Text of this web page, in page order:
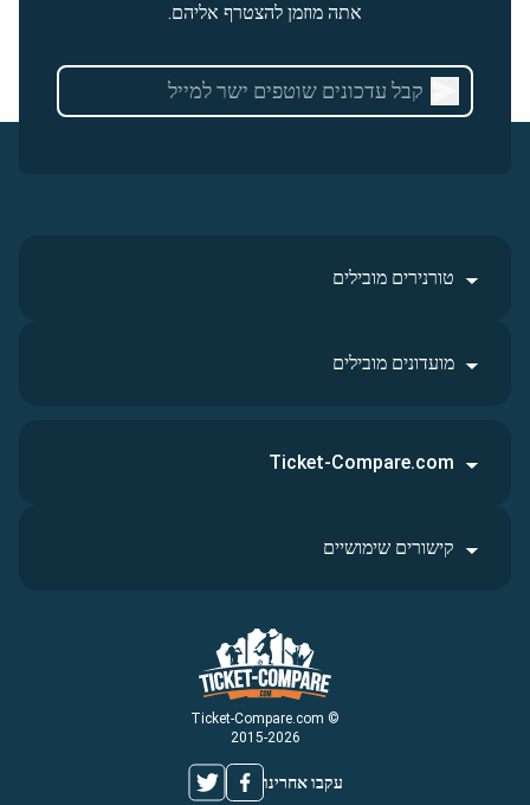
אתה מוזמן להצטרף אליהם.
טורנירים מובילים
מועדונים מובילים
© Ticket-Compare.com
2015-2026
עקבו אחרינו
Ticket-Compare.com
קישורים שימושיים